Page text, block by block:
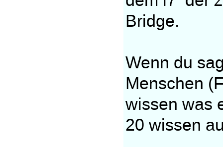
Bridge.
Wenn du
Menschen
wissen was
20 wissen